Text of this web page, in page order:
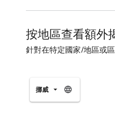
按地區查看額外
針對在特定國家/地區或
挪威